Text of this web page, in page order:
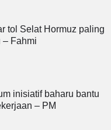
tol Selat Hormuz paling
– Fahmi
inisiatif baharu bantu
– PM